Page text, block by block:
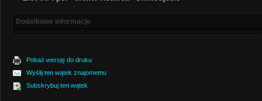
Dodatkowe informacje
Pokaż wersję do druku
Wyślij ten wątek znajomemu
Subskrybuj ten wątek